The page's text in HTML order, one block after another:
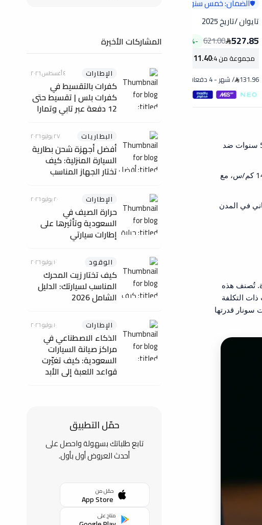
🛡️الضمان: خمس سنوات
تايوان/تاريخ 2025
527.85
621.00
-
%
مجموعة من 4 :
2111.40
131.96
/شهر -4 دفعات
الضمان: خمس سنوات
590.75
147.69
/شهر-
تُعرف كفرات سونار بكونها خيارًا اقتصاديًا بأسعار تبدأ من 108 ريال، مدعومة بضمان لمدة 5 سنوات ضد
توفر هذه الإطارات أداءً جيدًا داخل المدن وعلى الطرق السريعة حتى سرعات 140 كم/س، مع
في المدن
تُصنف هذه
ذات التكلفة
سونار قدرتها
المشاركات الأخيرة
الإطارات ٤ أغسطس ٢٠٢٦
كفرات بالتقسيط في
كفرات بلس | تقسيط حتى
12 دفعة عبر تابي وتمارا
البطاريات ٢٧ يوليو ٢٠٢٦
أفضل أجهزة شحن بطارية
السيارة المنزلية: كيف
تختار الجهاز المناسب
الإطارات ٢٠ يوليو ٢٠٢٦
حرارة الصيف في
السعودية وتأثيرها على
إطارات سيارتي
الوقود ١٠ يوليو ٢٠٢٦
كيف تختار زيت المحرك
المناسب لسيارتك: الدليل
الشامل 2026
الإطارات ١٠ يوليو ٢٠٢٦
الذكاء الاصطناعي في
مراكز صيانة السيارات
السعودية: كيف تغيّرت
قواعد اللعبة إلى الأبد
حمّل التطبيق
تابع طلباتك بسهولة واحصل على
أحدث العروض أول بأول.
حمّل من
App Store
متاح على